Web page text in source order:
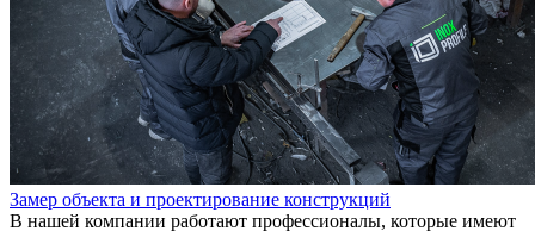
Замер объекта и проектирование конструкций
В нашей компании работают профессионалы, которые имеют